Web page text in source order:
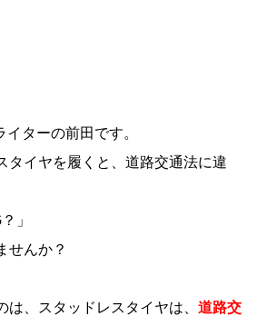
ターの前田です。
タイヤを履くと、道路交通法に違
」
せんか？
は、スタッドレスタイヤは、 道路交